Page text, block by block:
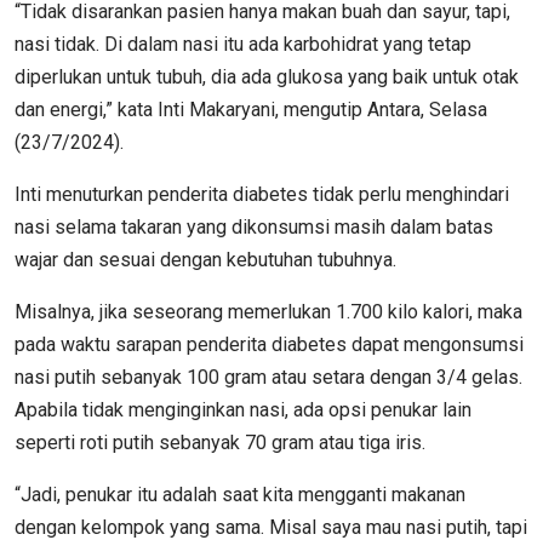
“Tidak disarankan pasien hanya makan buah dan sayur, tapi,
nasi tidak. Di dalam nasi itu ada karbohidrat yang tetap
diperlukan untuk tubuh, dia ada glukosa yang baik untuk otak
dan energi,” kata Inti Makaryani, mengutip Antara, Selasa
(23/7/2024).
Inti menuturkan penderita diabetes tidak perlu menghindari
nasi selama takaran yang dikonsumsi masih dalam batas
wajar dan sesuai dengan kebutuhan tubuhnya.
Misalnya, jika seseorang memerlukan 1.700 kilo kalori, maka
pada waktu sarapan penderita diabetes dapat mengonsumsi
nasi putih sebanyak 100 gram atau setara dengan 3/4 gelas.
Apabila tidak menginginkan nasi, ada opsi penukar lain
seperti roti putih sebanyak 70 gram atau tiga iris.
“Jadi, penukar itu adalah saat kita mengganti makanan
dengan kelompok yang sama. Misal saya mau nasi putih, tapi